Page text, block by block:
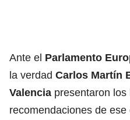
Ante el Parlamento
la verdad Carlos Martín
Valencia presentaron los
recomendaciones de